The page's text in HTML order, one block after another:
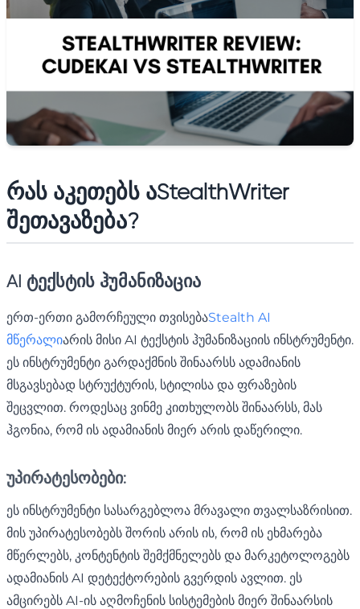
რას აკეთებს აStealthWriter
შეთავაზება?
AI ტექსტის ჰუმანიზაცია
ერთ-ერთი გამორჩეული თვისებაStealth AI
მწერალიარის მისი AI ტექსტის ჰუმანიზაციის ინსტრუმენტი.
ეს ინსტრუმენტი გარდაქმნის შინაარსს ადამიანის
მსგავსებად სტრუქტურის, სტილისა და ფრაზების
შეცვლით. როდესაც ვინმე კითხულობს შინაარსს, მას
ჰგონია, რომ ის ადამიანის მიერ არის დაწერილი.
უპირატესობები:
ეს ინსტრუმენტი სასარგებლოა მრავალი თვალსაზრისით.
მის უპირატესობებს შორის არის ის, რომ ის ეხმარება
მწერლებს, კონტენტის შემქმნელებს და მარკეტოლოგებს
ადამიანის AI დეტექტორების გვერდის ავლით. ეს
ამცირებს AI-ის აღმოჩენის სისტემების მიერ შინაარსის